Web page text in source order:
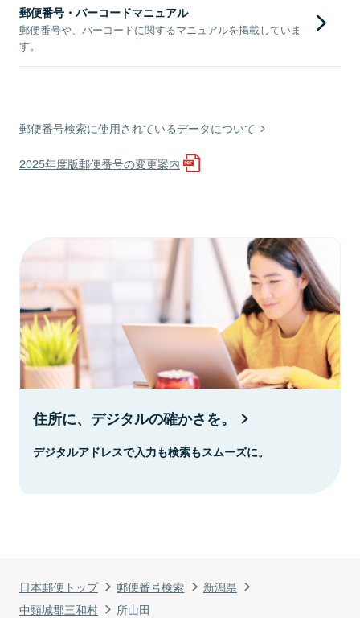
日本郵便トップ 郵便番号検索
新潟県
中頸城郡三和村
所山田
郵便番号・バーコードマニュアル
郵便番号や、バーコードに関するマニュアルを掲載していま
す。
郵便番号検索に使用されているデータについて
2025年度版郵便番号の変更案内
住所に、デジタルの確かさを。
デジタルアドレスで入力も検索もスムーズに。